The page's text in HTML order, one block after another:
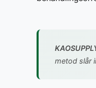
metod slår